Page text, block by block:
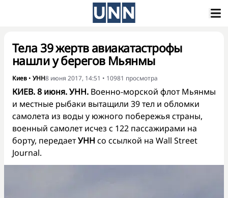
Тела 39 жертв авиакатастрофы
нашли у берегов Мьянмы
Киев • УНН8 июня 2017, 14:51 • 10981 просмотра
КИЕВ. 8 июня. УНН. Военно-морской флот Мьянмы
и местные рыбаки вытащили 39 тел и обломки
самолета из воды у южного побережья страны,
военный самолет исчез с 122 пассажирами на
борту, передаетУНН со ссылкой на Wall Street
Journal.